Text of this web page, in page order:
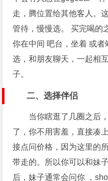
走，腾位置给其他客人。
管待，慢慢选。 买完喝的
你在中间 吧台，坐着 或
选，和朋友聊天，一起相
子。
二、选择伴侣
当你瞎逛了几圈之后
了，你不用害羞，直接凑
接点问价格，因为这里的
带走的。所以你可以和妹
后，妹子通常会问你 ，